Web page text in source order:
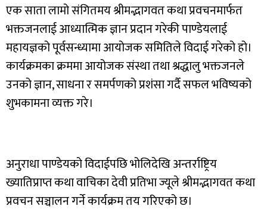
एक साता लामो संगितमय श्रीमद्भागवत कथा प्रवचनमार्फत
भक्तजनलाई आध्यात्मिक ज्ञान प्रदान गरेकी पाण्डेयलाई
महायज्ञको पूर्वसन्ध्यामा आयोजक समितिले विदाई गरेको हो।
कार्यक्रमका क्रममा आयोजक संस्था तथा श्रद्धालु भक्तजनले
उनको ज्ञान, साधना र समर्पणको प्रशंसा गर्दै सफल भविष्यको
शुभकामना व्यक्त गरे।
अनुराधा पाण्डेयको विदाईपछि भोलिदेखि अन्तर्राष्ट्रिय
ख्यातिप्राप्त कथा वाचिका देवी प्रतिभा ज्यूले श्रीमद्भागवत कथा
प्रवचन सञ्चालन गर्ने कार्यक्रम तय गरिएको छ।